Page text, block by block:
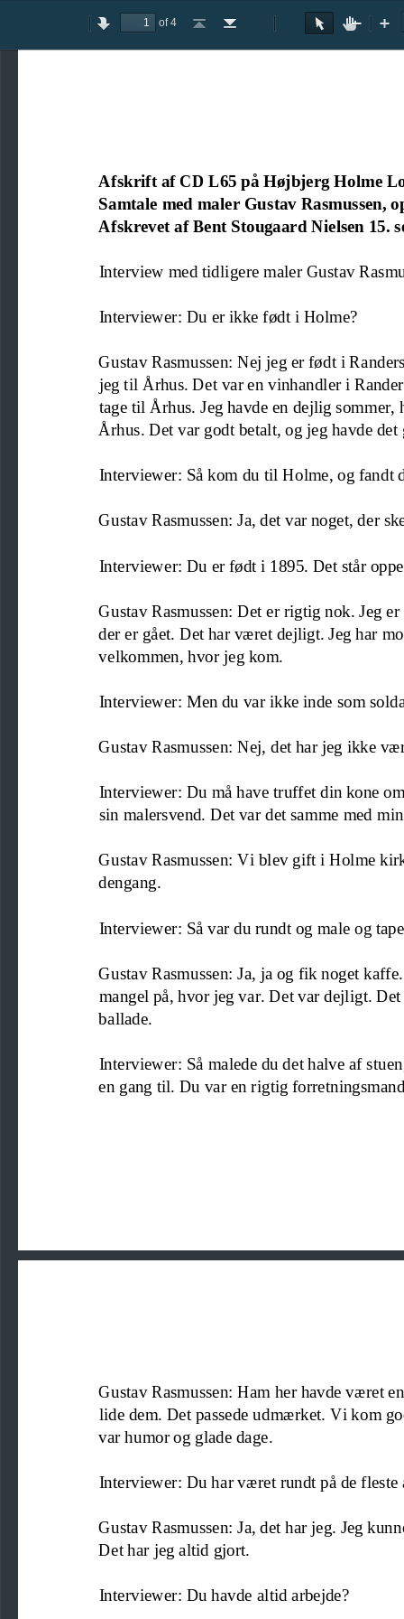
PreviousNext
of 4
Go
Go
Rotate
RotateText
HandZoom
Afskrift af CD L65 på Højbjerg Holme
Samtale med maler Gustav Rasmussen,
Afskrevet af Bent Stougaard Nielsen 15.
Interview med tidligere maler Gustav
Interviewer: Du er ikke født i Holme?
Gustav Rasmussen: Nej jeg er født i
jeg til Århus. Det var en vinhandler i Rande
tage til Århus. Jeg havde en dejlig
Århus. Det var godt betalt, og jeg havde det
Interviewer: Så kom du til Holme, og fandt
Gustav Rasmussen: Ja, det var noget, der
Interviewer: Du er født i 1895. Det står
Gustav Rasmussen: Det er rigtig nok. Jeg
der er gået. Det har været dejligt. Jeg har
velkommen, hvor jeg kom.
Interviewer: Men du var ikke inde som
Gustav Rasmussen: Nej, det har jeg ikke
Interviewer: Du må have truffet din kone
sin malersvend. Det var det samme med
Gustav Rasmussen: Vi blev gift i Holme
dengang
Interviewer: Så var du rundt og male og
Gustav Rasmussen: Ja, ja og fik noget
mangel på, hvor jeg var. Det var dejligt.
ballade
Interviewer: Så malede du det halve af stuen
en gang til. Du var en rigtig
Gustav Rasmussen: Ham her havde været
lide dem. Det passede udmærket. Vi kom
var humor og glade dage.
Interviewer: Du har været rundt på de fleste
Gustav Rasmussen: Ja, det har jeg. Jeg
Det har jeg altid gjort.
Interviewer: Du havde altid arbejde?